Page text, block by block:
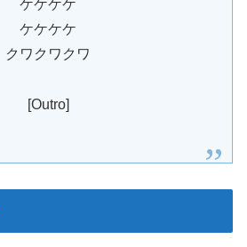
ケケケケ
ケケケケ
クワクワクワ
[Outro]